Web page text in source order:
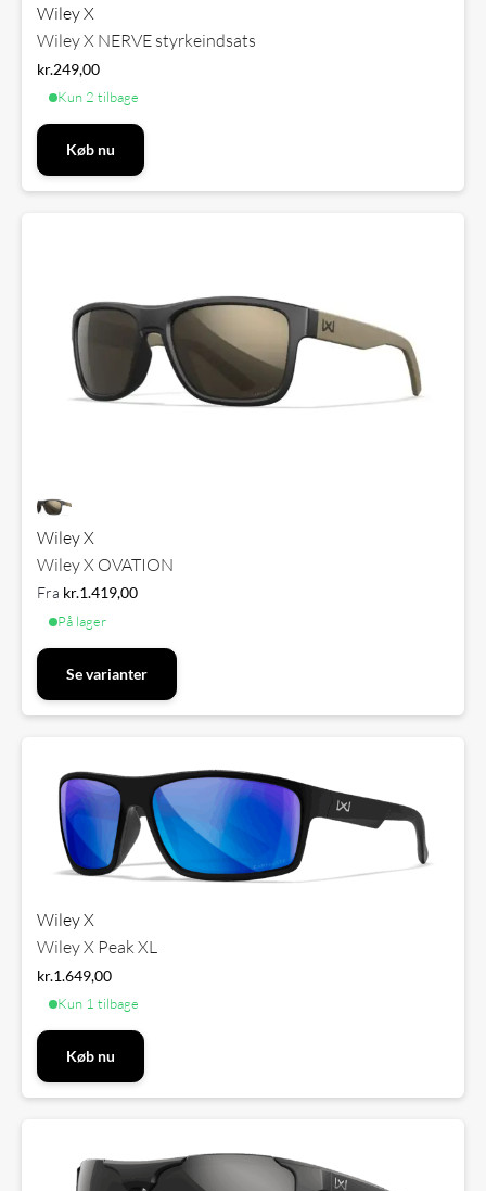
Wiley X
Wiley X NERVE styrkeindsats
kr.249,00
Kun 2 tilbage
Køb nu
Wiley X
Wiley X OVATION
Fra kr.1.419,00
På lager
Se varianter
Wiley X
Wiley X Peak XL
kr.1.649,00
Kun 1 tilbage
Køb nu